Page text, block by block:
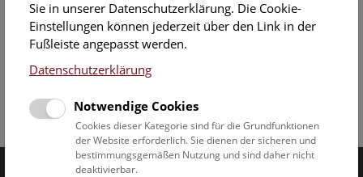
Mitarbeiterübersicht Naturhistorisches Museum
Follow us on Facebook
BlueskyInstagram
YoutubeLinkedInGoogle
Sie in unserer Datenschutzerklärung. Die Cookie-
Einstellungen können jederzeit über den Link in der
Fußleiste angepasst werden.
Datenschutzerklärung
Notwendige Cookies
Cookies dieser Kategorie sind für die Grundfunktionen
der Website erforderlich. Sie dienen der sicheren und
bestimmungsgemäßen Nutzung und sind daher nicht
deaktivierbar.